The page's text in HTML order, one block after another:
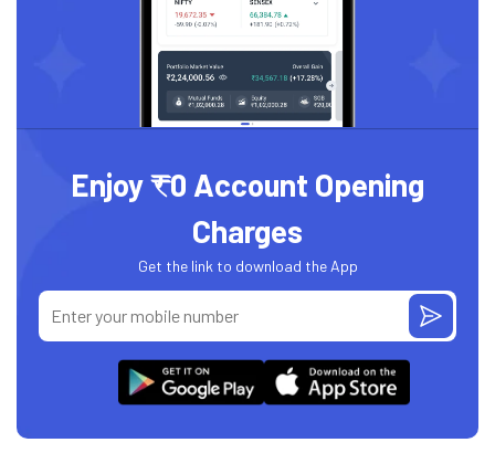
Enjoy ₹0 Account Opening
Charges
Get the link to download the App